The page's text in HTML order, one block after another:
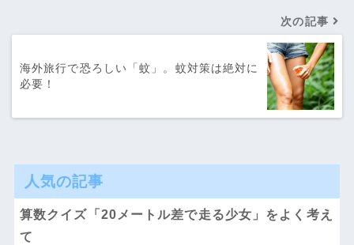
次の記事
海外旅行で恐ろしい「蚊」。蚊対策は絶対に
必要！
人気の記事
算数クイズ「20メートル差で走る少女」をよく考え
て